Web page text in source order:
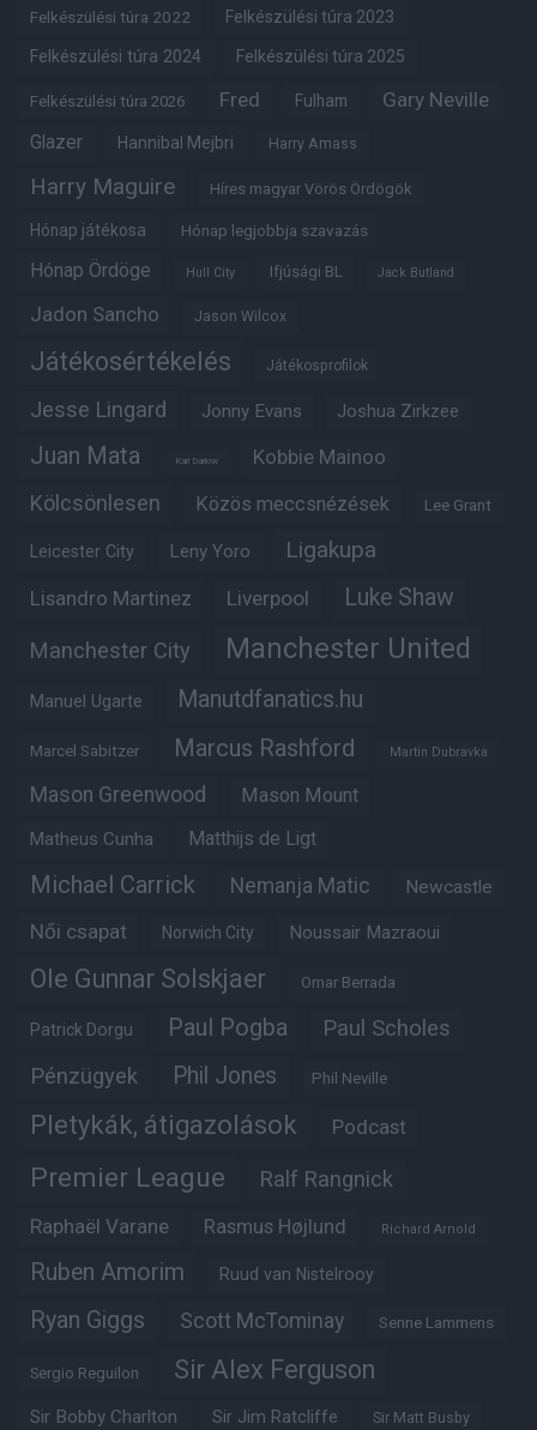
Felkészülési túra 2022 Felkészülési túra 2023
Felkészülési túra 2024 Felkészülési túra 2025
Felkészülési túra 2026 Fred Fulham Gary Neville
Glazer Hannibal Mejbri Harry Amass
Harry Maguire Híres magyar Vörös Ördögök
Hónap játékosa Hónap legjobbja szavazás
Hónap Ördöge Hull City Ifjúsági BL Jack Butland
Jadon Sancho Jason Wilcox
Játékosértékelés Játékosprofilok
Jesse Lingard Jonny Evans Joshua Zirkzee
Juan Mata Karl Darlow Kobbie Mainoo
Kölcsönlesen Közös meccsnézések Lee Grant
Leicester City Leny Yoro Ligakupa
Lisandro Martinez Liverpool Luke Shaw
Manchester City Manchester United
Manuel Ugarte Manutdfanatics.hu
Marcel Sabitzer Marcus Rashford Martin Dubravka
Mason Greenwood Mason Mount
Matheus Cunha Matthijs de Ligt
Michael Carrick Nemanja Matic Newcastle
Női csapat Norwich City Noussair Mazraoui
Ole Gunnar Solskjaer Omar Berrada
Patrick Dorgu Paul Pogba Paul Scholes
Pénzügyek Phil Jones Phil Neville
Pletykák, átigazolások Podcast
Premier League Ralf Rangnick
Raphaël Varane Rasmus Højlund Richard Arnold
Ruben Amorim Ruud van Nistelrooy
Ryan Giggs Scott McTominay Senne Lammens
Sergio Reguilon Sir Alex Ferguson
Sir Bobby Charlton Sir Jim Ratcliffe Sir Matt Busby